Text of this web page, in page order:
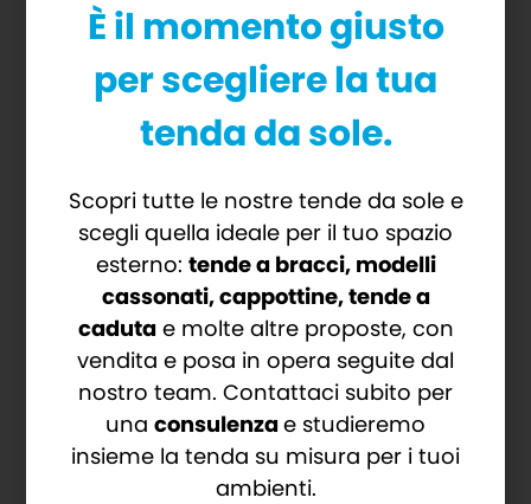
CARATTERISTICHE
TECNICHE
Binario con sistema di avvolgimento
brevettato
Tensionamento del tessuto perfetto
Disponibili nella versione trasparenti e
filtranti/oscuranti
Speciale tecnologia con zip e blocco
terminale
Parti metalliche in alluminio
È il momento giusto
per scegliere la tua
tenda da sole.
Scopri tutte le nostre tende da sole e
scegli quella ideale per il tuo spazio
esterno: tende a bracci, modelli
cassonati, cappottine, tende a
cadutae molte altre proposte, con
vendita e posa in opera seguite dal
nostro team. Contattaci subito per
una consulenzae studieremo
insieme la tenda su misura per i tuoi
ambienti.